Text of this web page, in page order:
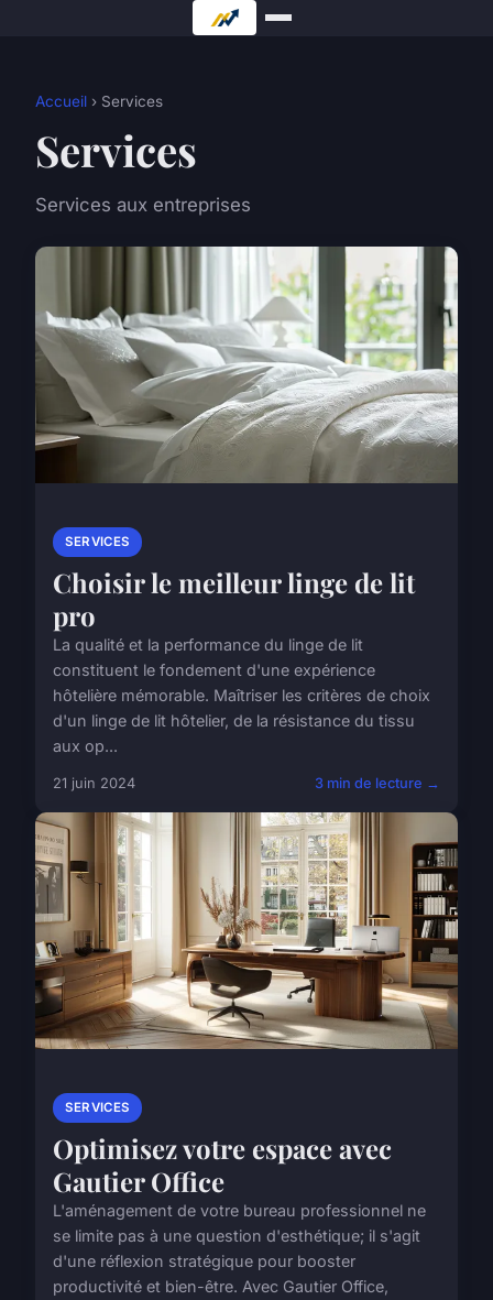
Accueil › Services
Services
Services aux entreprises
SERVICES
Choisir le meilleur linge de lit
pro
La qualité et la performance du linge de lit
constituent le fondement d'une expérience
hôtelière mémorable. Maîtriser les critères de choix
d'un linge de lit hôtelier, de la résistance du tissu
aux op...
21 juin 2024 3 min de lecture →
SERVICES
Optimisez votre espace avec
Gautier Office
L'aménagement de votre bureau professionnel ne
se limite pas à une question d'esthétique; il s'agit
d'une réflexion stratégique pour booster
productivité et bien-être. Avec Gautier Office,